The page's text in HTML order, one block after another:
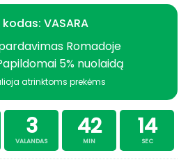
VASARA
Romadoje
5% nuolaidą
atrinktoms prekėms
3
VALANDAS
42
MIN
14
SEC